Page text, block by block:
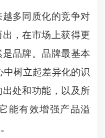
多同质化的竞争对
，在市场上获得更
品牌。品牌最基本
树立起差异化的识
处和功能，以及所
能有效增强产品溢